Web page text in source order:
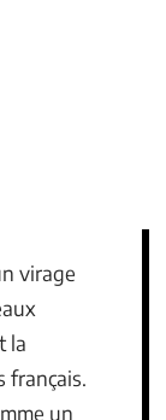
virage
la
français.
un